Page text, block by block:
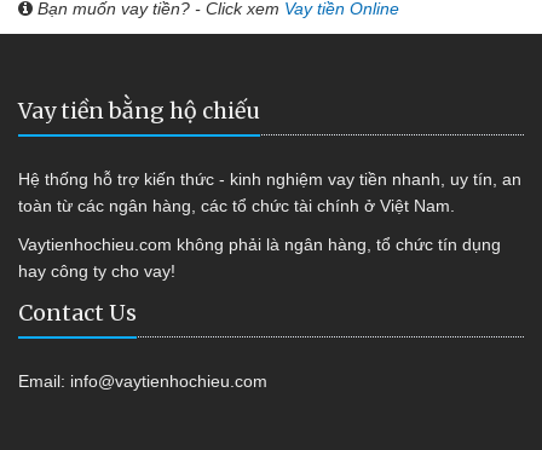
Bạn muốn vay tiền? - Click xem Vay tiền Online
Vay tiền bằng hộ chiếu
Hệ thống hỗ trợ kiến thức - kinh nghiệm vay tiền nhanh, uy tín, an
toàn từ các ngân hàng, các tổ chức tài chính ở Việt Nam.
Vaytienhochieu.com không phải là ngân hàng, tổ chức tín dụng
hay công ty cho vay!
Contact Us
Email: info@vaytienhochieu.com